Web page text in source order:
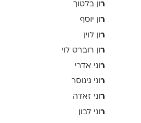
רון בלטוך
ר ון יוסף
ר ון לוין
רון רוברט לוי
ר וני אדרי
רוני גינוסר
ר וני זאדה
ר וני לבון